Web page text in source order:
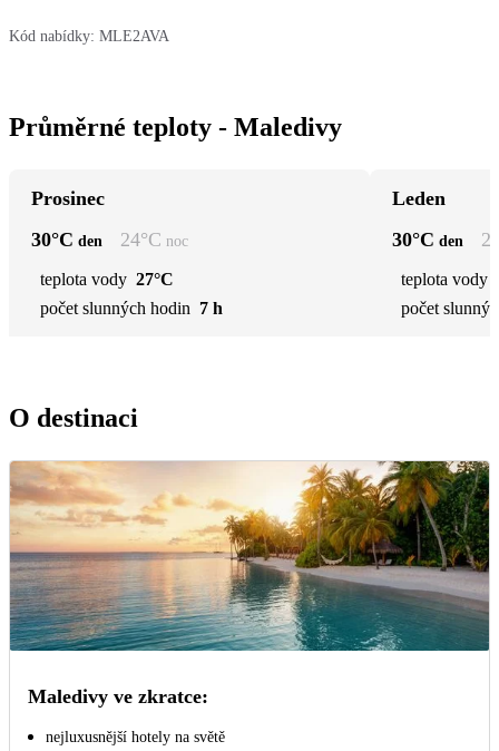
Kód nabídky: MLE2AVA
Průměrné teploty - Maledivy
Prosinec
30°C den 24°C noc
teplota vody 27°C
počet slunných hodin 7 h
Leden
30°C den
teplota vody
počet
O destinaci
Maledivy ve zkratce:
nejluxusnější hotely na světě